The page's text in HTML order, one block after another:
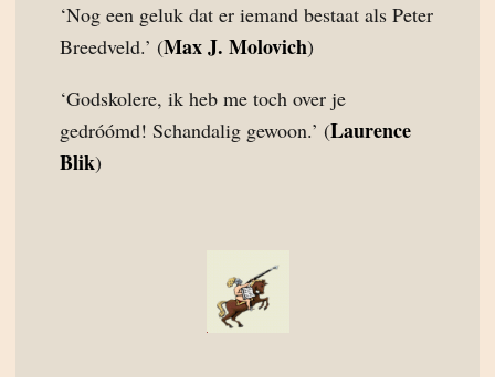
‘Nog een geluk dat er iemand bestaat als Peter
Breedveld.’ (Max J. Molovich)
‘Godskolere, ik heb me toch over je
gedróómd! Schandalig gewoon.’ (Laurence
Blik)